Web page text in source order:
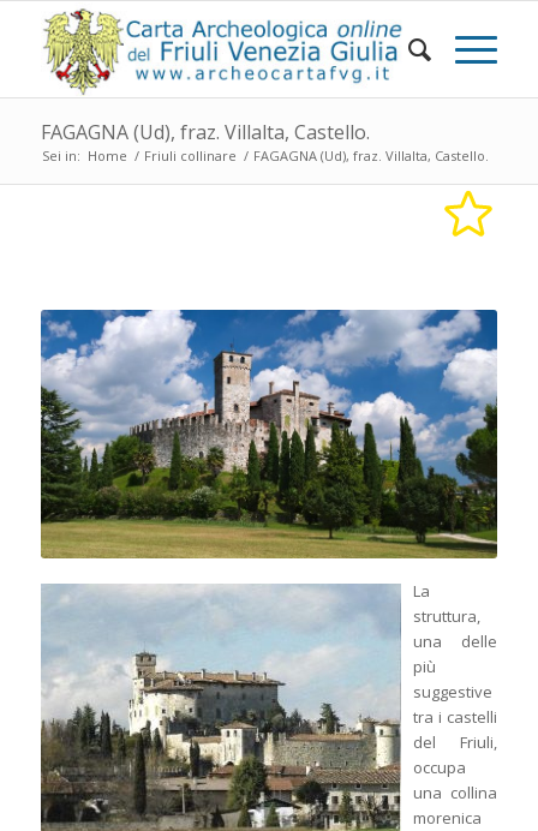
FAGAGNA (Ud), fraz. Villalta, Castello.
Sei in: Home / Friuli collinare / FAGAGNA (Ud), fraz. Villalta, Castello.
La
struttura,
una delle
più
suggestive
tra i castelli
del Friuli,
occupa
una collina
morenica